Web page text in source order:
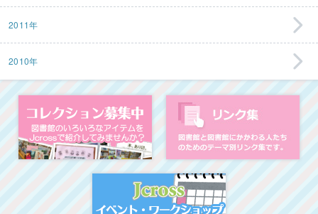
2011年
2010年
コレクション募集中 図
イベント・ワーク